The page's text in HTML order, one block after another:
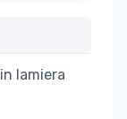
lamiera